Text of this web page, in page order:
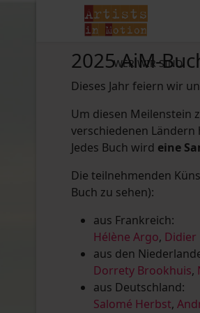
WER WIR SIND
2025 AiM-
Dieses Jahr feiern wir
Um diesen Meilenstein
verschiedenen Ländern
Jedes Buch wird eine
Die teilnehmenden
Buch zu sehen):
aus Frankreich:
Hélène Argo, Didier
aus den
Dorrety Brookhuis,
aus Deutschland:
Salomé Herbst,